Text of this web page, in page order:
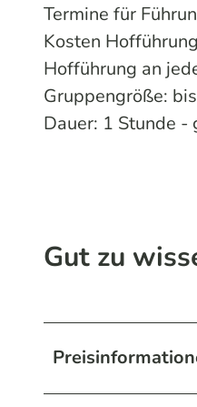
Termine für
Kosten
Hofführung an
Gruppengröße:
Dauer: 1 Stunde
Gut zu